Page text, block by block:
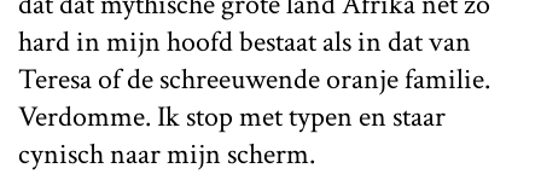
hard in mijn hoofd bestaat als in dat van
Teresa of de schreeuwende oranje familie.
Verdomme. Ik stop met typen en staar
cynisch naar mijn scherm.